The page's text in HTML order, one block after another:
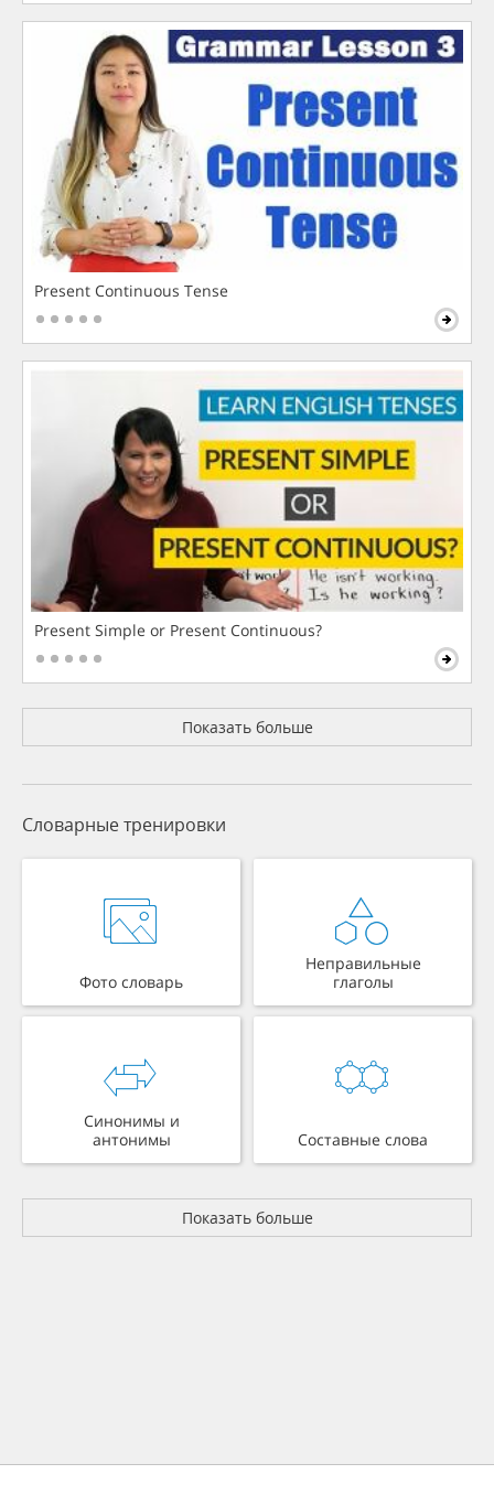
Present Continuous Tense
Present Simple or Present Continuous?
Показать больше
Словарные тренировки
Фото словарь
Неправильные
глаголы
Синонимы и
антонимы
Составные слова
Показать больше